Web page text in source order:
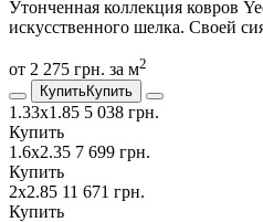
Утонченная коллекция ковров
искусственного шелка. Своей
от 2 275 грн. за м2
КупитьКупить
1.33х1.85 5 038 грн.
Купить
1.6х2.35 7 699 грн.
Купить
2х2.85 11 671 грн.
Купить